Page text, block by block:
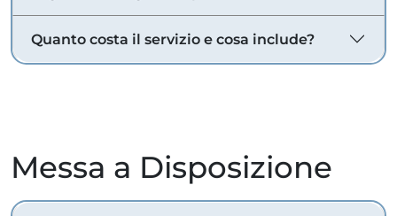
Quanto costa il servizio e cosa include?
Messa a Disposizione